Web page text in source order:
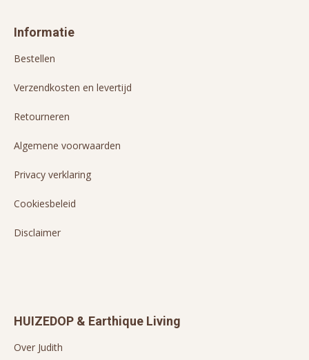
Informatie
Bestellen
Verzendkosten en levertijd
Retourneren
Algemene voorwaarden
Privacy verklaring
Cookiesbeleid
Disclaimer
HUIZEDOP & Earthique Living
Over Judith